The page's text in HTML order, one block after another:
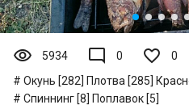
visibility 5934 mode_comment 0
0
Окунь [282] Плотва [285]
Спиннинг [8] Поплавок [5]